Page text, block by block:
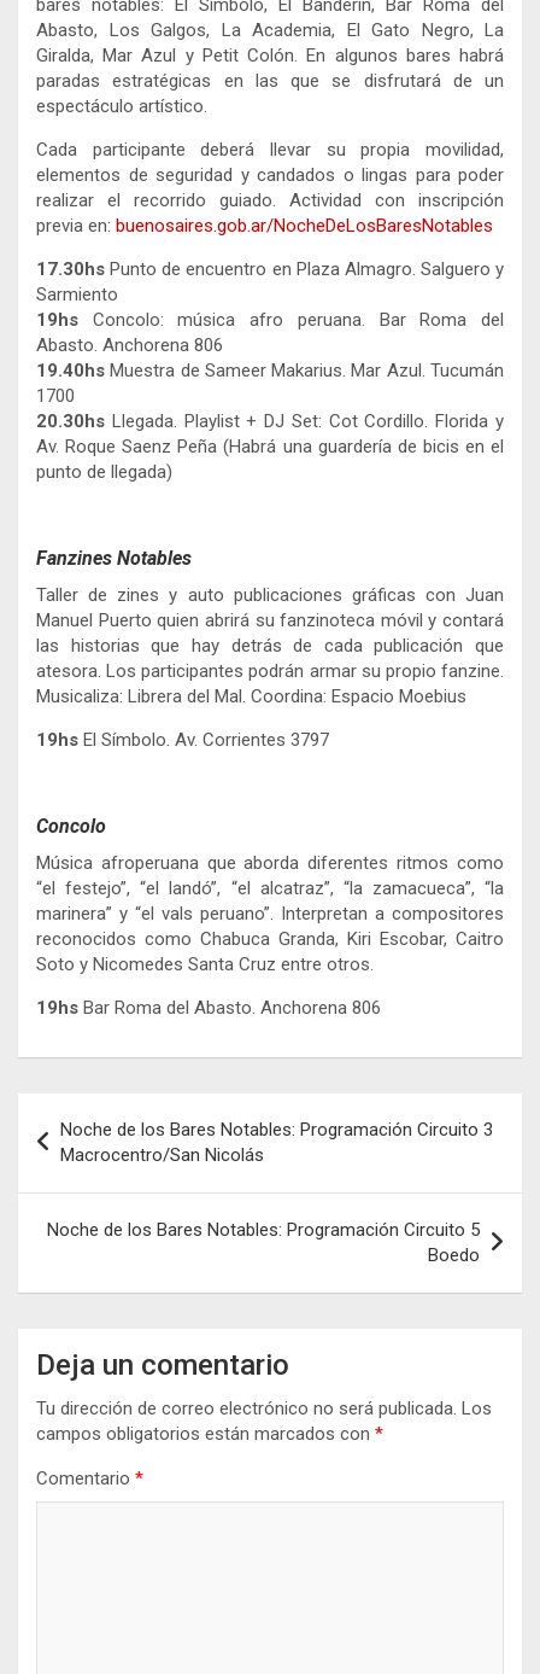
bares notables: El Símbolo, El Banderín, Bar Roma del
Abasto, Los Galgos, La Academia, El Gato Negro, La
Giralda, Mar Azul y Petit Colón. En algunos bares habrá
paradas estratégicas en las que se disfrutará de un
espectáculo artístico.
Cada participante deberá llevar su propia movilidad,
elementos de seguridad y candados o lingas para poder
realizar el recorrido guiado. Actividad con inscripción
previa en: buenosaires.gob.ar/NocheDeLosBaresNotables
17.30hs Punto de encuentro en Plaza Almagro. Salguero y
Sarmiento
19hs Concolo: música afro peruana. Bar Roma del
Abasto. Anchorena 806
19.40hs Muestra de Sameer Makarius. Mar Azul. Tucumán
1700
20.30hs Llegada. Playlist + DJ Set: Cot Cordillo. Florida y
Av. Roque Saenz Peña (Habrá una guardería de bicis en el
punto de llegada)
Fanzines Notables
Taller de zines y auto publicaciones gráficas con Juan
Manuel Puerto quien abrirá su fanzinoteca móvil y contará
las historias que hay detrás de cada publicación que
atesora. Los participantes podrán armar su propio fanzine.
Musicaliza: Librera del Mal. Coordina: Espacio Moebius
19hs El Símbolo. Av. Corrientes 3797
Concolo
Música afroperuana que aborda diferentes ritmos como
“el festejo”, “el landó”, “el alcatraz”, “la zamacueca”, “la
marinera” y “el vals peruano”. Interpretan a compositores
reconocidos como Chabuca Granda, Kiri Escobar, Caitro
Soto y Nicomedes Santa Cruz entre otros.
19hs Bar Roma del Abasto. Anchorena 806
de
entradas
Noche de los Bares Notables: Programación Circuito 3
Macrocentro/San Nicolás
Noche de los Bares Notables: Programación Circuito 5
Boedo
Deja un comentario
Tu dirección de correo electrónico no será publicada. Los
campos obligatorios están marcados con *
Comentario *